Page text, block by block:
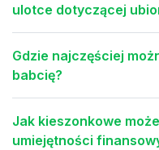
ulotce dotyczącej
Gdzie najczęściej
babcię?
Jak kieszonkowe
umiejętności